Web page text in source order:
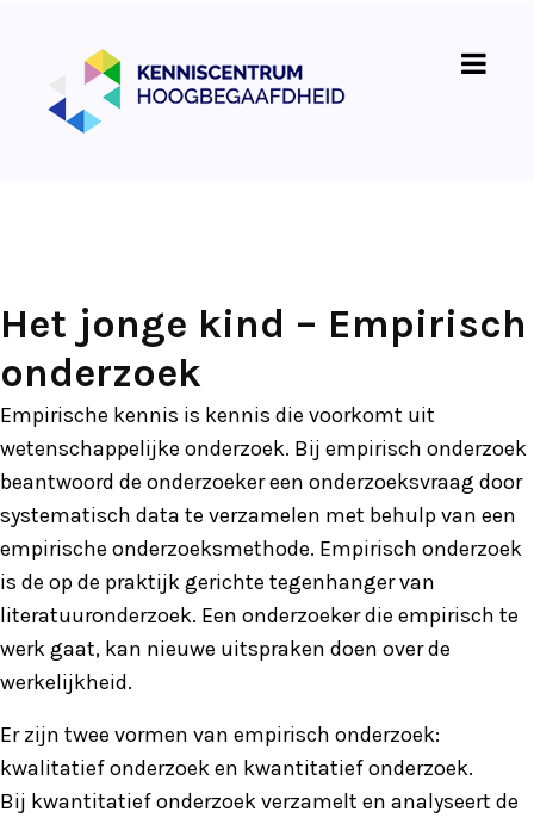
Het jonge kind – Empirisch
onderzoek
Empirische kennis is kennis die voorkomt uit
wetenschappelijke onderzoek. Bij empirisch onderzoek
beantwoord de onderzoeker een onderzoeksvraag door
systematisch data te verzamelen met behulp van een
empirische onderzoeksmethode. Empirisch onderzoek
is de op de praktijk gerichte tegenhanger van
literatuuronderzoek. Een onderzoeker die empirisch te
werk gaat, kan nieuwe uitspraken doen over de
werkelijkheid.
Er zijn twee vormen van empirisch onderzoek:
kwalitatief onderzoek en kwantitatief onderzoek.
Bij kwantitatief onderzoek verzamelt en analyseert de